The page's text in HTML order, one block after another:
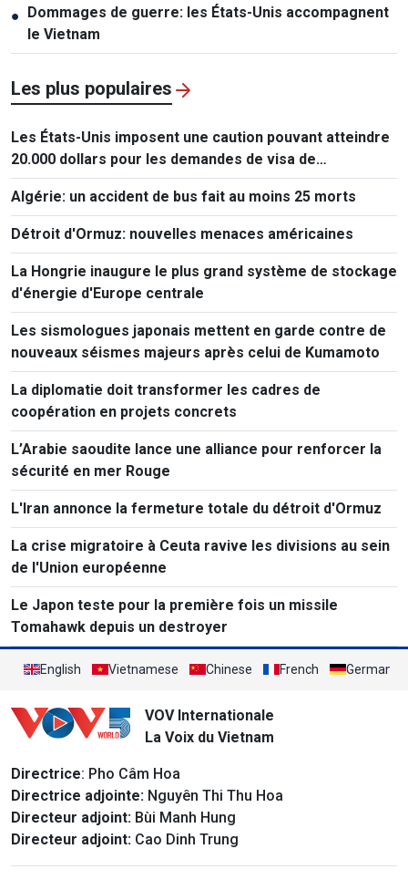
● Dommages de guerre: les États-Unis accompagnent
le Vietnam
Les plus populaires
Les États-Unis imposent une caution pouvant atteindre
20.000 dollars pour les demandes de visa de
ressortissants de 50 pays
Algérie: un accident de bus fait au moins 25 morts
Détroit d'Ormuz: nouvelles menaces américaines
La Hongrie inaugure le plus grand système de stockage
d'énergie d'Europe centrale
Les sismologues japonais mettent en garde contre de
nouveaux séismes majeurs après celui de Kumamoto
La diplomatie doit transformer les cadres de
coopération en projets concrets
L’Arabie saoudite lance une alliance pour renforcer la
sécurité en mer Rouge
L'Iran annonce la fermeture totale du détroit d'Ormuz
La crise migratoire à Ceuta ravive les divisions au sein
de l'Union européenne
Le Japon teste pour la première fois un missile
Tomahawk depuis un destroyer
English Vietnamese Chinese French German
VOV Internationale
La Voix du Vietnam
Directrice: Pho Câm Hoa
Directrice adjointe: Nguyên Thi Thu Hoa
Directeur adjoint: Bùi Manh Hung
Directeur adjoint: Cao Dinh Trung